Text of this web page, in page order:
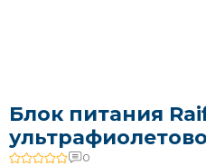
Блок питания
0